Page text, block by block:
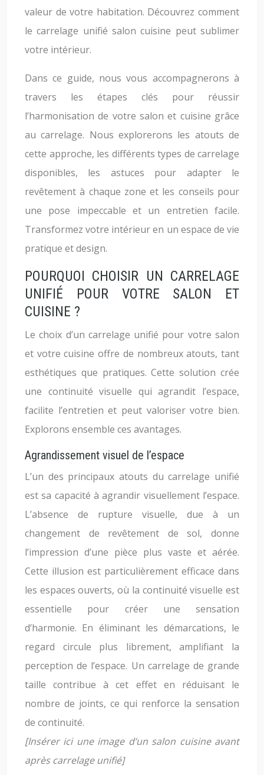
valeur de votre habitation. Découvrez comment
le carrelage unifié salon cuisine peut sublimer
votre intérieur.
Dans ce guide, nous vous accompagnerons à
travers les étapes clés pour réussir
l’harmonisation de votre salon et cuisine grâce
au carrelage. Nous explorerons les atouts de
cette approche, les différents types de carrelage
disponibles, les astuces pour adapter le
revêtement à chaque zone et les conseils pour
une pose impeccable et un entretien facile.
Transformez votre intérieur en un espace de vie
pratique et design.
POURQUOI CHOISIR UN CARRELAGE
UNIFIÉ POUR VOTRE SALON ET
CUISINE ?
Le choix d’un carrelage unifié pour votre salon
et votre cuisine offre de nombreux atouts, tant
esthétiques que pratiques. Cette solution crée
une continuité visuelle qui agrandit l’espace,
facilite l’entretien et peut valoriser votre bien.
Explorons ensemble ces avantages.
Agrandissement visuel de l’espace
L’un des principaux atouts du carrelage unifié
est sa capacité à agrandir visuellement l’espace.
L’absence de rupture visuelle, due à un
changement de revêtement de sol, donne
l’impression d’une pièce plus vaste et aérée.
Cette illusion est particulièrement efficace dans
les espaces ouverts, où la continuité visuelle est
essentielle pour créer une sensation
d’harmonie. En éliminant les démarcations, le
regard circule plus librement, amplifiant la
perception de l’espace. Un carrelage de grande
taille contribue à cet effet en réduisant le
nombre de joints, ce qui renforce la sensation
de continuité.
[Insérer ici une image d’un salon cuisine avant
après carrelage unifié]